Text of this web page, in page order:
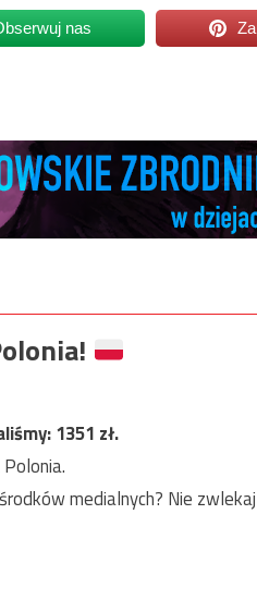
nas
1351 zł.
medialnych? Nie